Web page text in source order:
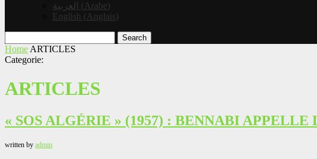
العربية
( Arabe )
English ( Anglais )
Search
Home ARTICLES
Categorie:
ARTICLES
« SOS ALGÉRIE » (1957) : BENNABI
written by admin